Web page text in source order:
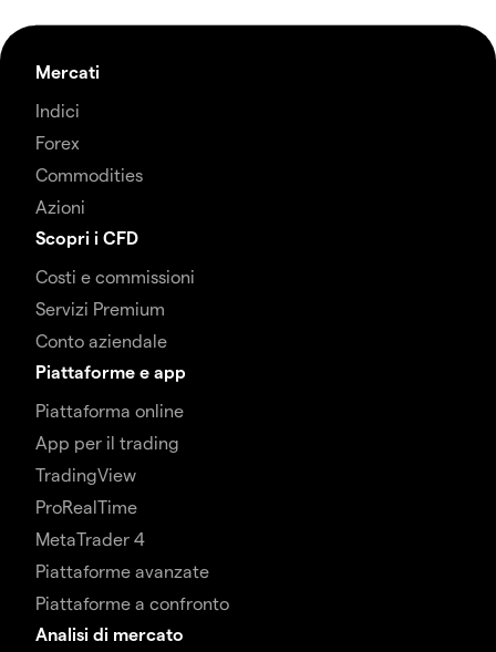
Mercati
Indici
Forex
Commodities
Azioni
Scopri i CFD
Costi e commissioni
Servizi Premium
Conto aziendale
Piattaforme e app
Piattaforma online
App per il trading
TradingView
ProRealTime
MetaTrader 4
Piattaforme avanzate
Piattaforme a confronto
Analisi di mercato